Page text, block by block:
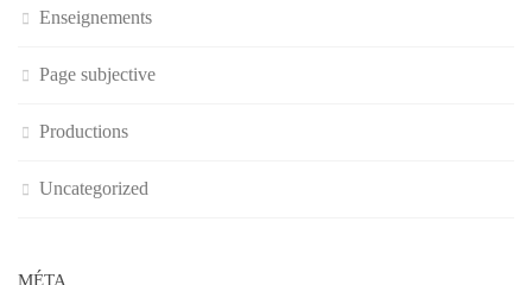
Enseignements
Page subjective
Productions
Uncategorized
MÉTA